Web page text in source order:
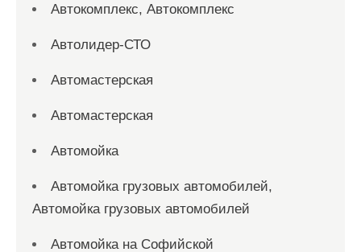
Автокомплекс, Автокомплекс
Автолидер-СТО
Автомастерская
Автомастерская
Автомойка
Автомойка грузовых автомобилей,
Автомойка грузовых автомобилей
Автомойка на Софийской